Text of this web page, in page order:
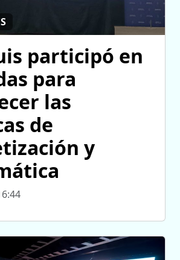
participó en
para
las
de
y